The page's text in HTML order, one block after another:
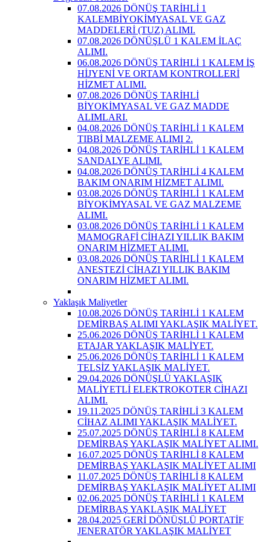
07.08.2026 DÖNÜŞ TARİHLİ 1
KALEMBİYOKİMYASAL VE GAZ
MADDELERİ (TUZ) ALIMI.
07.08.2026 DÖNÜŞLÜ 1 KALEM İLAÇ
ALIMI.
06.08.2026 DÖNÜŞ TARİHLİ 1 KALEM İŞ
HİJYENİ VE ORTAM KONTROLLERİ
HİZMET ALIMI.
07.08.2026 DÖNÜŞ TARİHLİ
BİYOKİMYASAL VE GAZ MADDE
ALIMLARI.
04.08.2026 DÖNÜŞ TARİHLİ 1 KALEM
TIBBİ MALZEME ALIMI 2.
04.08.2026 DÖNÜŞ TARİHLİ 1 KALEM
SANDALYE ALIMI.
04.08.2026 DÖNÜŞ TARİHLİ 4 KALEM
BAKIM ONARIM HİZMET ALIMI.
03.08.2026 DÖNÜŞ TARİHLİ 1 KALEM
BİYOKİMYASAL VE GAZ MALZEME
ALIMI.
03.08.2026 DÖNÜŞ TARİHLİ 1 KALEM
MAMOGRAFİ CİHAZI YILLIK BAKIM
ONARIM HİZMET ALIMI.
03.08.2026 DÖNÜŞ TARİHLİ 1 KALEM
ANESTEZİ CİHAZI YILLIK BAKIM
ONARIM HİZMET ALIMI.
Yaklaşık Maliyetler
10.08.2026 DÖNÜŞ TARİHLİ 1 KALEM
DEMİRBAŞ ALIMI YAKLAŞIK MALİYET.
25.06.2026 DÖNÜŞ TARİHLİ 1 KALEM
ETAJAR YAKLAŞIK MALİYET.
25.06.2026 DÖNÜŞ TARİHLİ 1 KALEM
TELSİZ YAKLAŞIK MALİYET.
29.04.2026 DÖNÜŞLÜ YAKLAŞIK
MALİYETLİ ELEKTROKOTER CİHAZI
ALIMI.
19.11.2025 DÖNÜŞ TARİHLİ 3 KALEM
CİHAZ ALIMI YAKLAŞIK MALİYET.
25.07.2025 DÖNÜŞ TARİHLİ 8 KALEM
DEMİRBAŞ YAKLAŞIK MALİYET ALIMI.
16.07.2025 DÖNÜŞ TARİHLİ 8 KALEM
DEMİRBAŞ YAKLAŞIK MALİYET ALIMI
11.07.2025 DÖNÜŞ TARİHLİ 8 KALEM
DEMİRBAŞ YAKLAŞIK MALİYET ALIMI
02.06.2025 DÖNÜŞ TARİHLİ 1 KALEM
DEMİRBAŞ YAKLAŞIK MALİYET
28.04.2025 GERİ DÖNÜŞLÜ PORTATİF
JENERATÖR YAKLAŞIK MALİYET